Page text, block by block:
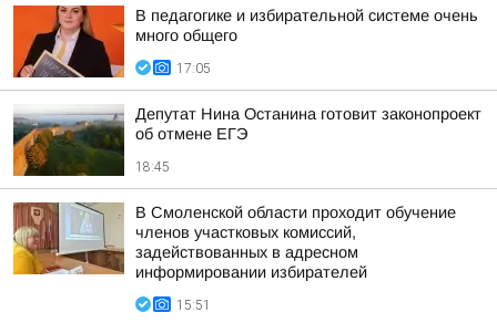
В педагогике и избирательной системе очень
много общего
17:05
Депутат Нина Останина готовит законопроект
об отмене ЕГЭ
18:45
В Смоленской области проходит обучение
членов участковых комиссий,
задействованных в адресном
информировании избирателей
15:51